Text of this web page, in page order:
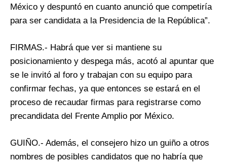
México y despuntó en cuanto anunció que competiría
para ser candidata a la Presidencia de la República”.
FIRMAS.- Habrá que ver si mantiene su
posicionamiento y despega más, acotó al apuntar que
se le invitó al foro y trabajan con su equipo para
confirmar fechas, ya que entonces se estará en el
proceso de recaudar firmas para registrarse como
precandidata del Frente Amplio por México.
GUIÑO.- Además, el consejero hizo un guiño a otros
nombres de posibles candidatos que no habría que